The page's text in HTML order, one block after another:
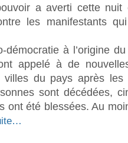
a averti cette nuit
les manifestants
démocratie à l’origine
appelé à de
du pays après les
sont décédées,
ont été blessées. Au